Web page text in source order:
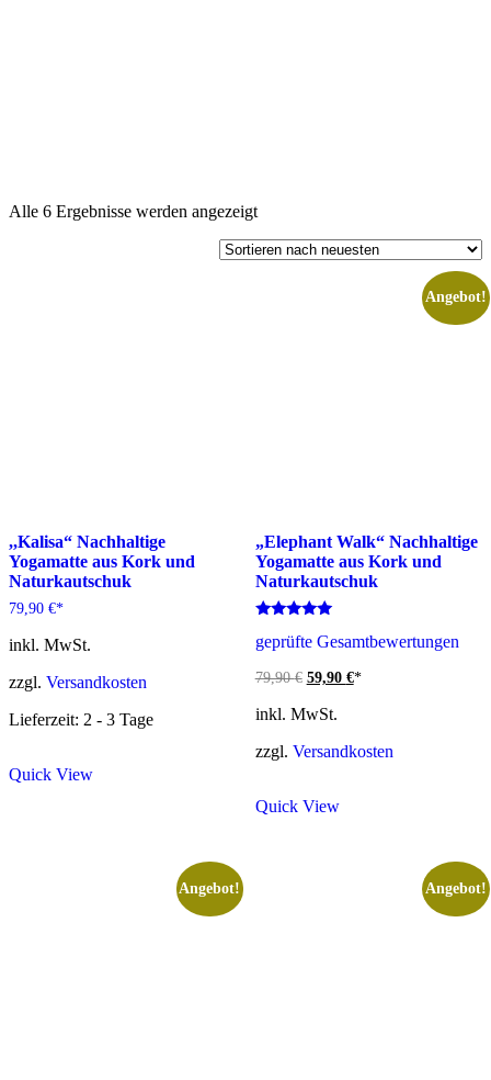
Alle 6 Ergebnisse werden angezeigtNach
sortiert
,,Kalisa“ Nachhaltige
Yogamatte aus Kork und
Naturkautschuk
79,90 €*
inkl. MwSt.
zzgl. Versandkosten
Lieferzeit: 2 - 3 Tage
Quick View
Angebot!
„Elephant Walk“ Nachhaltige
Yogamatte aus Kork und
Naturkautschuk
mit
von 5
geprüfte Gesamtbewertungen
79,90€ Ursprünglicher
war:
59,90 €Aktueller
*
inkl. MwSt.
zzgl. Versandkosten
Quick View
Angebot! Angebot!